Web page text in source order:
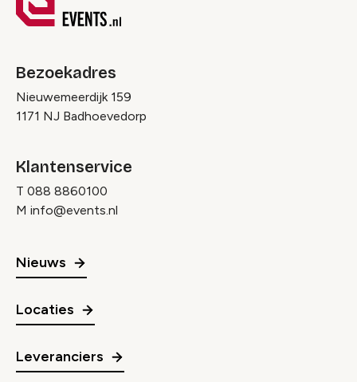
Bezoekadres
Nieuwemeerdijk 159
1171 NJ Badhoevedorp
Klantenservice
T 088 8860100
M info@events.nl
Nieuws
Locaties
Leveranciers